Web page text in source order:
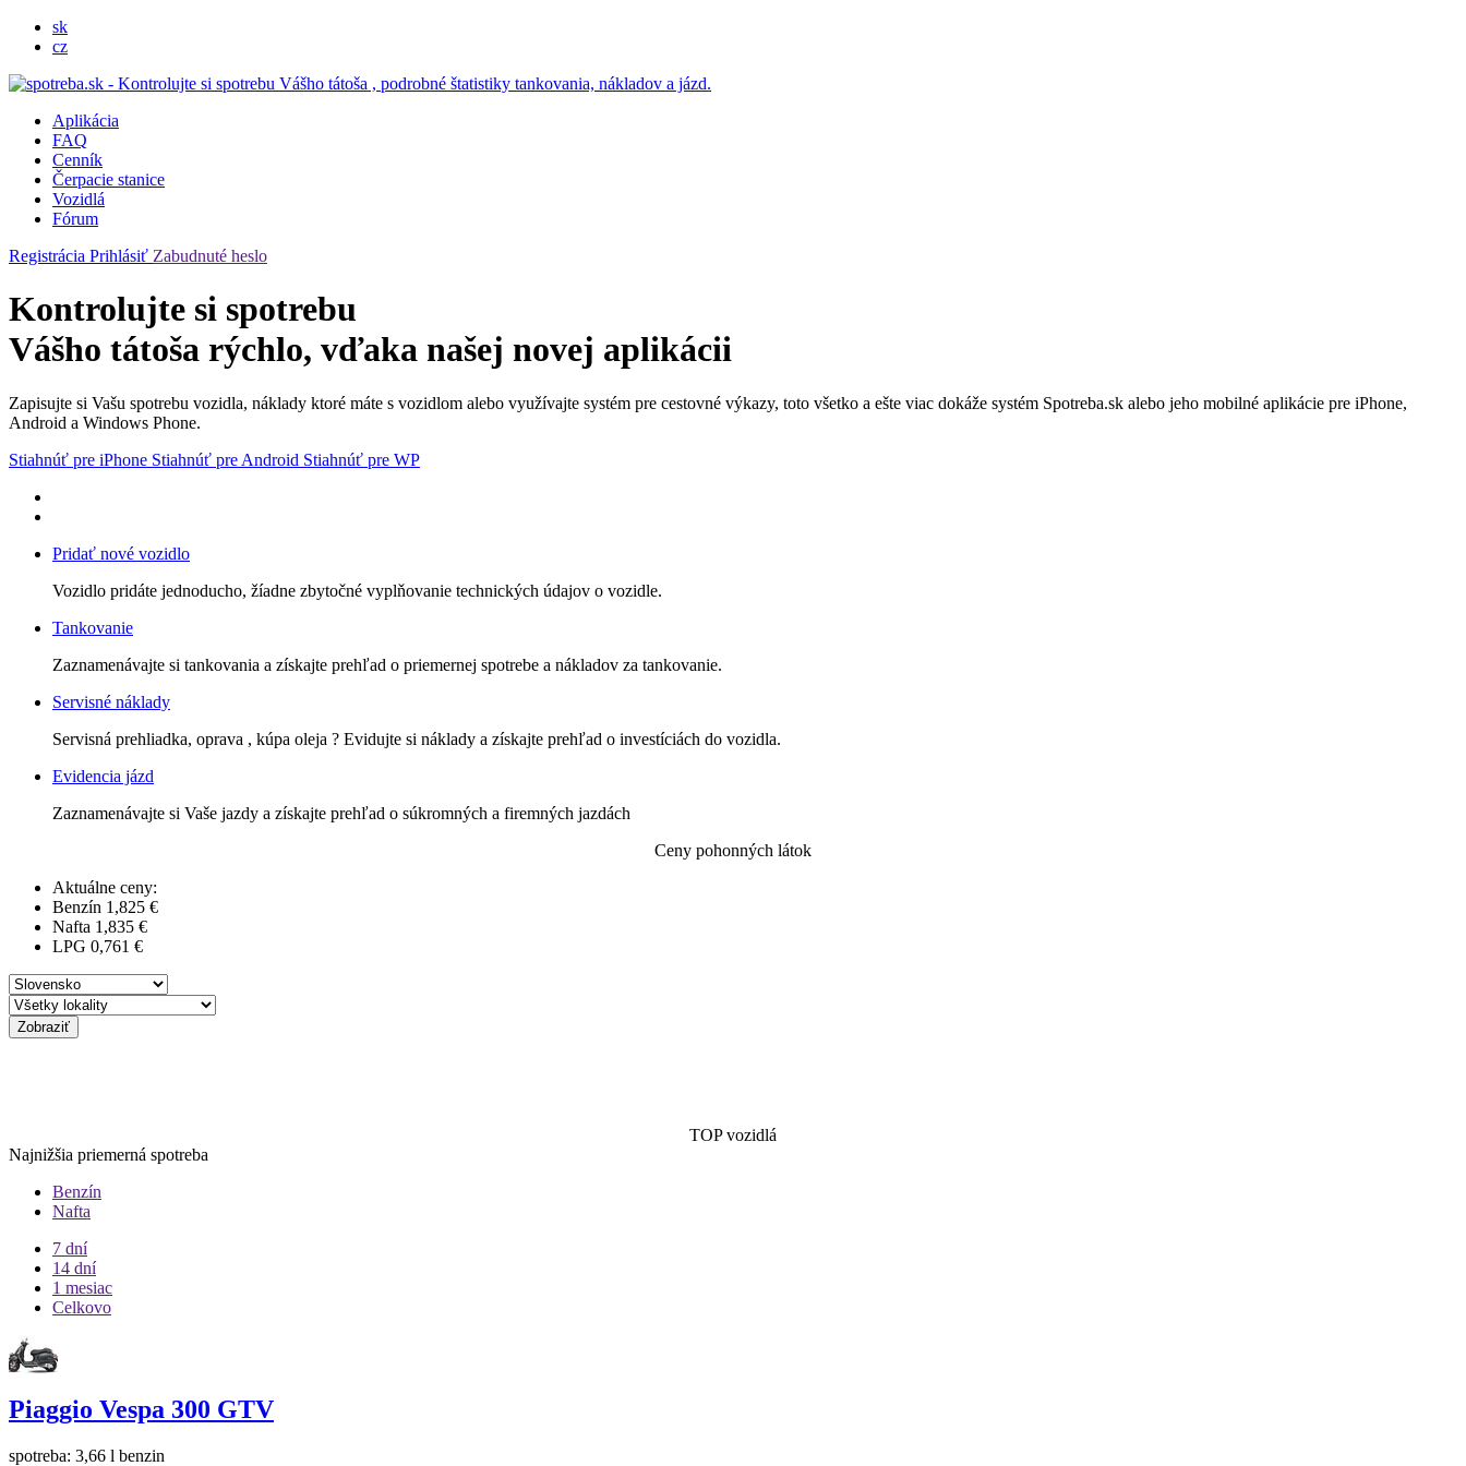
sk
cz
Aplikácia
FAQ
Cenník
Čerpacie stanice
Vozidlá
Fórum
Registrácia Prihlásiť Zabudnuté heslo
Kontrolujte si spotrebu
Vášho tátoša rýchlo, vďaka našej novej aplikácii
Zapisujte si Vašu spotrebu vozidla, náklady ktoré máte s vozidlom alebo využívajte systém pre cestovné výkazy, toto všetko a ešte viac dokáže systém Spotreba.sk alebo jeho mobilné aplikácie pre iPhone,
Android a Windows Phone.
Stiahnúť pre iPhone Stiahnúť pre Android Stiahnúť pre WP
Pridať nové vozidlo
Vozidlo pridáte jednoducho, žíadne zbytočné vyplňovanie technických údajov o vozidle.
Tankovanie
Zaznamenávajte si tankovania a získajte prehľad o priemernej spotrebe a nákladov za tankovanie.
Servisné náklady
Servisná prehliadka, oprava , kúpa oleja ? Evidujte si náklady a získajte prehľad o investíciách do vozidla.
Evidencia jázd
Zaznamenávajte si Vaše jazdy a získajte prehľad o súkromných a firemných jazdách
Ceny pohonných látok
Aktuálne ceny:
Benzín 1,825 €
Nafta 1,835 €
LPG 0,761 €
Zobraziť
TOP vozidlá
Najnižšia priemerná spotreba
Benzín
Nafta
7 dní
14 dní
1 mesiac
Celkovo
Piaggio Vespa 300 GTV
spotreba: 3,66 l benzin